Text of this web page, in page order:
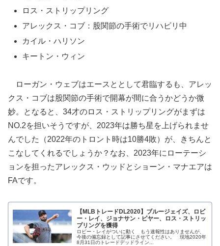
ロス・ストリップリング
アレックス・コブ：股関節の手術でリハビリ中
カイル・ハリソン
キートン・ウィン
ローガン・ウェブはエースととして君臨するも、アレッ
クス・コブは股関節の手術で開幕が間に合うかどうか微
妙。となると、34才のロス・ストリップリングがまずは
NO.2を担いそうですが、2023年は勝ち星を上げられませ
んでした（2022年のトロント時は10勝4敗）が、きちんと
こなしてくれるでしょうか？なお、2023年にローテーシ
ョンを担ったアレックス・ウッドとショーン・マナエアは
FAです。
【MLBトレードDL2020】ブルージェイズ、ロビ
ー・レイ、ジョナサン・ビヤー、ロス・ストリッ
プリングを獲得
ロビー・レイがついに動く もう速報性はありませんが、
今後の備忘録として記事にさせてください。 現地2020年
8月31日のトレードデッドライン...